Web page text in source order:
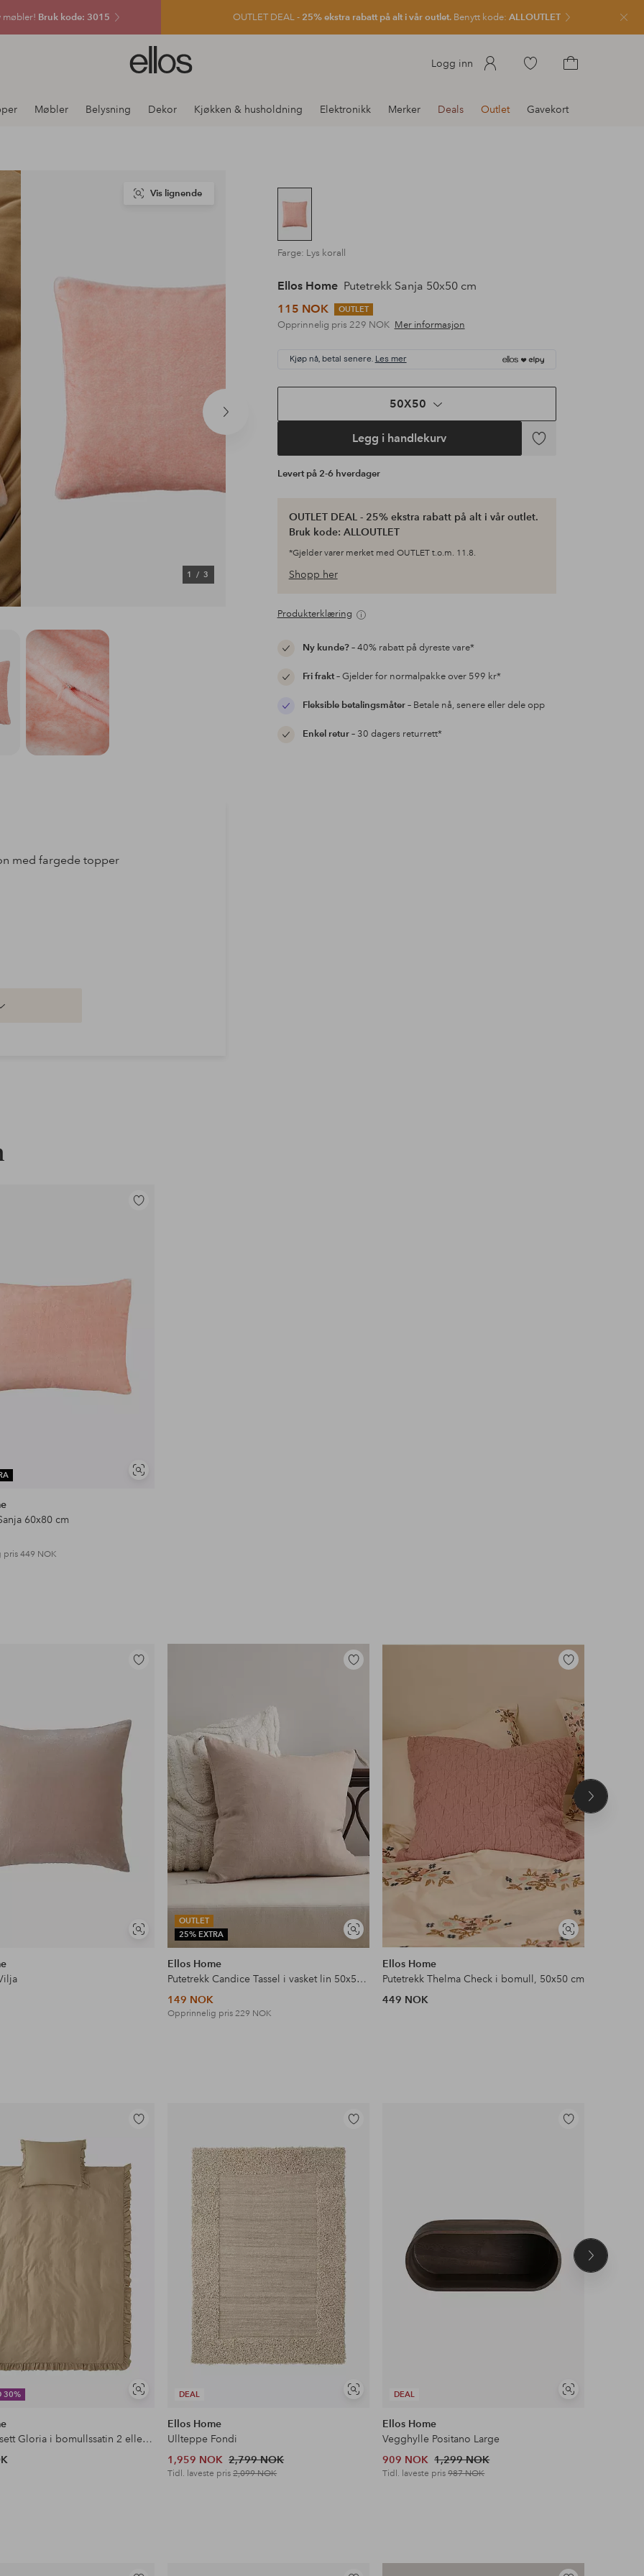
møbler! Bruk kode: 3015 OUTLET DEAL - 25% ekstra rabatt på alt i vår outlet. Benytt kode: ALLOUTLET Lukk
Ellos
logo
gå
Logg inn
Gå
produkterhandlekurven
Møbler Belysning Dekor Kjøkken & husholdning Elektronikk Merker Deals Outlet Gavekort
Neste
1/ 3
Vis lignende
Farge: Lys korall
Ellos Home Putetrekk Sanja 50x50 cm
115 NOK
OUTLET
Opprinnelig pris 229 NOK Mer informasjon
Kjøp nå, betal senere. Les mer
50X50
Legg i handlekurv
Legg
Levert på 2-6 hverdager
OUTLET DEAL - 25% ekstra rabatt på alt i vår outlet.
Bruk kode: ALLOUTLET
*Gjelder varer merket med OUTLET t.o.m. 11.8.
Shopp her
Produkterklæring
Ny kunde?– 40% rabatt på dyreste vare*
Fri frakt– Gjelder for normalpakke over 599 kr*
Fleksible betalingsmåter– Betale nå, senere eller dele opp
Enkel retur– 30 dagers returrett*
med fargede topper
Vis
Legg
60x80 cm
pris449 NOK
Vis
lignende
Legg
OUTLET
25% EXTRA
Vis
lignende
Legg
Ellos Home
Putetrekk Candice Tassel i vasket lin 50x50 cm
149 NOK
Opprinnelig pris229 NOK
Vis
lignende
Legg
Ellos Home
Putetrekk Thelma Check i bomull, 50x50 cm
449 NOK
Neste
30%
Vis
Legg
Dynetrekksett Gloria i bomullssatin 2 eller 3 stykker
DEAL
Vis
Legg
favoritter
Ellos Home
Ullteppe Fondi
1,959 NOK 2,799 NOK
Tidl. laveste pris2,099 NOK
DEAL
Vis
Legg
Ellos Home
Vegghylle Positano Large
909 NOK 1,299 NOK
Tidl. laveste pris987 NOK
Neste